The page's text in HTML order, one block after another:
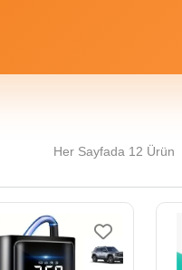
Her Sayfada 12 Ürün